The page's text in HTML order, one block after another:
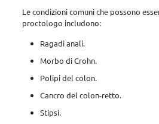
Le condizioni comuni che possono
proctologo includono:
Ragadi anali.
Morbo di Crohn.
Polipi del colon.
Cancro del colon-retto.
Stipsi.